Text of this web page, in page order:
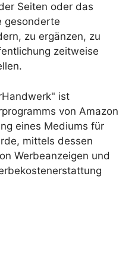
Seiten oder das
gesonderte
zu ergänzen, zu
zeitweise
ist
von Amazon
eines Mediums für
mittels dessen
Werbeanzeigen und